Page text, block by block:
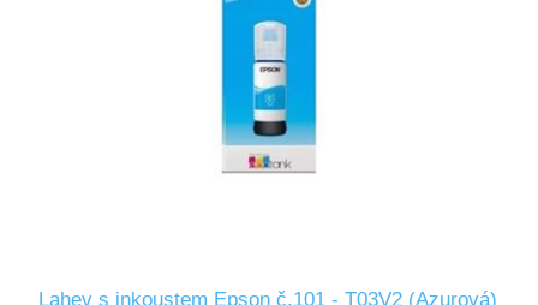
Lahev s inkoustem Epson č.101 - T03V2 (Azurová)